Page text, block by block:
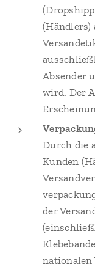
(Händlers)
Absender
wird. Der
Durch die
Kunden
der
nationalen